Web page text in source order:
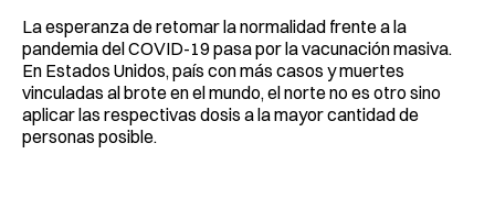
La esperanza de retomar la normalidad frente a la
pandemia del COVID-19 pasa por la vacunación masiva.
En Estados Unidos, país con más casos y muertes
vinculadas al brote en el mundo, el norte no es otro sino
aplicar las respectivas dosis a la mayor cantidad de
personas posible.